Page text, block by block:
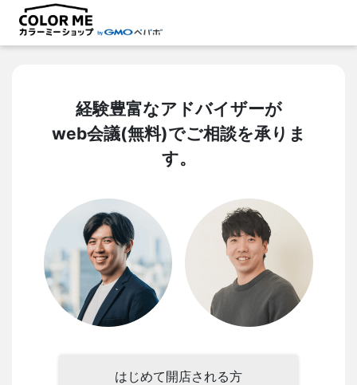
経験豊富なアドバイザーが
web会議(無料)でご相談を承りま
す。
はじめて開店される方